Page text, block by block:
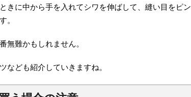
きに中から手を入れてシワを伸ばして、縫い目をピン
。
無難かもしれません。
なども紹介していきますね。